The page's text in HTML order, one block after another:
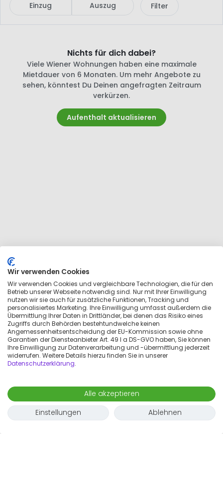
Einzug Auszug Filter
Nichts für dich dabei?
Viele Wiener Wohnungen haben eine maximale
Mietdauer von 6 Monaten. Um mehr Angebote zu
sehen, könntest Du Deinen angefragten Zeitraum
verkürzen.
Aufenthalt aktualisieren
Wir konnten leider keine verfügbaren
Wohnungen in dieser Kollektion
finden
Probiere einen anderen Buchungszeitraum aus oder
Wohnungen in der Umgebung suchen
dieser Kollektion gehören.
Wir verwenden Cookies
Wir verwenden Cookies und vergleichbare Technologien, die für den
Betrieb unserer Webseite notwendig sind. Nur mit Ihrer Einwilligung
nutzen wir sie auch für zusätzliche Funktionen, Tracking und
personalisiertes Marketing. Ihre Einwilligung umfasst außerdem die
Übermittlung Ihrer Daten in Drittländer, bei denen das Risiko eines
Zugriffs durch Behörden bestehtundwelche keinen
Angemessenheitsentscheidung der EU-Kommission sowie ohne
Garantien der Diensteanbieter Art. 49 I a DS-GVO haben, Sie können
Ihre Einwilligung zur Datenverarbeitung und -übermittlung jederzeit
widerrufen. Weitere Details hierzu finden Sie in unserer
Datenschutzerklärung.
Alle akzeptieren
Einstellungen
Ablehnen